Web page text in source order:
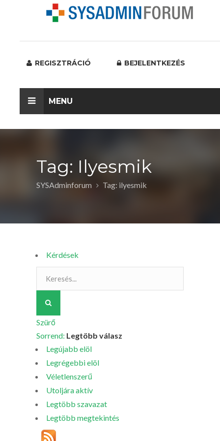
REGISZTRÁCIÓ BEJELENTKEZÉS
MENU
Tag: Ilyesmik
SYSAdminforum Tag: ilyesmik
Kérdések
Szürő
Sorrend: Legtöbb válasz
Legújabb elöl
Legrégebbi elöl
Véletlenszerű
Utoljára aktív
Legtöbb szavazat
Legtöbb megtekintés